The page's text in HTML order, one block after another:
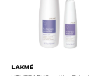
K.THERAPY Purifying